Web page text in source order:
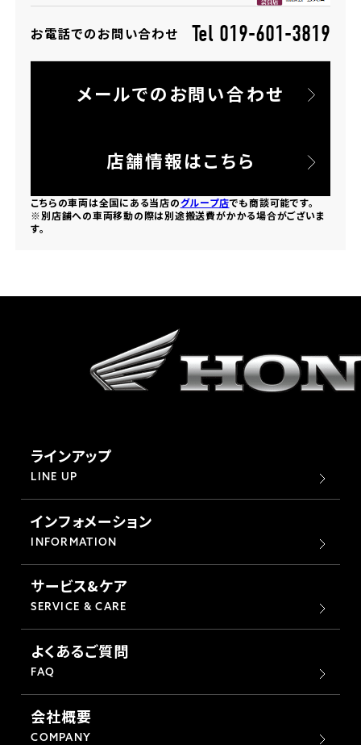
お電話でのお問い合わせ Tel 019-601-3819
メールでのお問い合わせ
店舗情報はこちら
こちらの車両は全国にある当店のグループ店でも商談可能です。
※別店舗への車両移動の際は別途搬送費がかかる場合がございま
す。
ラインアップ
LINE UP
インフォメーション
INFORMATION
サービス&ケア
SERVICE & CARE
よくあるご質問
FAQ
会社概要
COMPANY
ホンダドリーム 所沢
ホンダドリーム 大宮
ホンダドリーム 水戸北